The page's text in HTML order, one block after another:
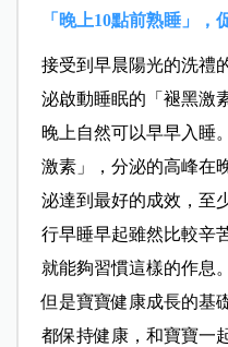
「晚上10點前熟睡」，
接受到早晨陽光的洗禮
泌啟動睡眠的「褪黑激
晚上自然可以早早入睡
激素」，分泌的高峰在
泌達到最好的成效，至
行早睡早起雖然比較辛
就能夠習慣這樣的作息
但是寶寶健康成長的基
都保持健康，和寶寶一